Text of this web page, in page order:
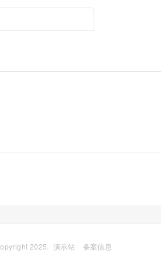
2025. 演示站备案信息